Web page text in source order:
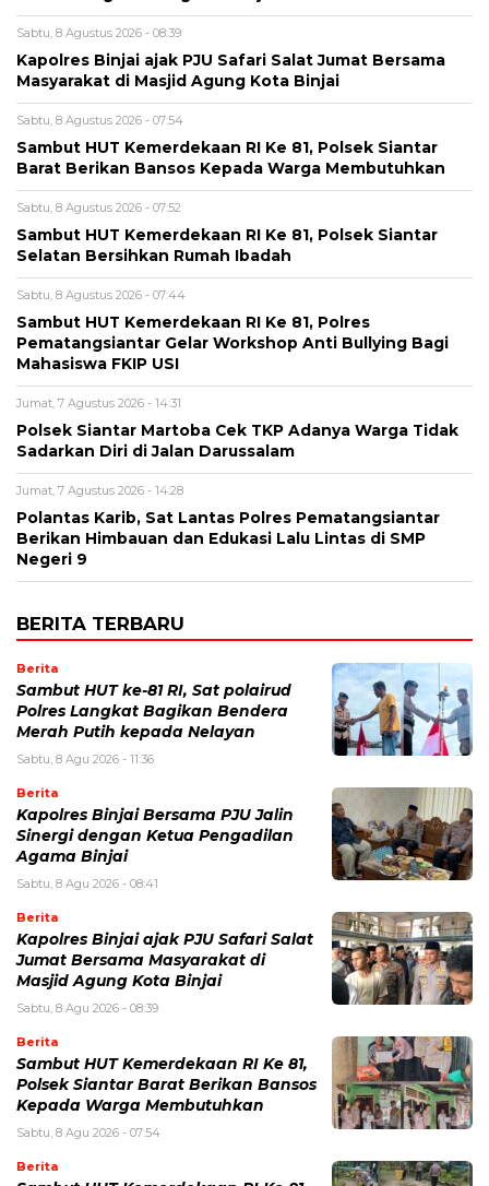
Sabtu, 8 Agustus 2026 - 08:39
Kapolres Binjai ajak PJU Safari Salat Jumat Bersama
Masyarakat di Masjid Agung Kota Binjai
Sabtu, 8 Agustus 2026 - 07:54
Sambut HUT Kemerdekaan RI Ke 81, Polsek Siantar
Barat Berikan Bansos Kepada Warga Membutuhkan
Sabtu, 8 Agustus 2026 - 07:52
Sambut HUT Kemerdekaan RI Ke 81, Polsek Siantar
Selatan Bersihkan Rumah Ibadah
Sabtu, 8 Agustus 2026 - 07:44
Sambut HUT Kemerdekaan RI Ke 81, Polres
Pematangsiantar Gelar Workshop Anti Bullying Bagi
Mahasiswa FKIP USI
Jumat, 7 Agustus 2026 - 14:31
Polsek Siantar Martoba Cek TKP Adanya Warga Tidak
Sadarkan Diri di Jalan Darussalam
Jumat, 7 Agustus 2026 - 14:28
Polantas Karib, Sat Lantas Polres Pematangsiantar
Berikan Himbauan dan Edukasi Lalu Lintas di SMP
Negeri 9
BERITA TERBARU
Berita
Sambut HUT ke-81 RI, Sat polairud
Polres Langkat Bagikan Bendera
Merah Putih kepada Nelayan
Sabtu, 8 Agu 2026 - 11:36
Berita
Kapolres Binjai Bersama PJU Jalin
Sinergi dengan Ketua Pengadilan
Agama Binjai
Sabtu, 8 Agu 2026 - 08:41
Berita
Kapolres Binjai ajak PJU Safari Salat
Jumat Bersama Masyarakat di
Masjid Agung Kota Binjai
Sabtu, 8 Agu 2026 - 08:39
Berita
Sambut HUT Kemerdekaan RI Ke 81,
Polsek Siantar Barat Berikan Bansos
Kepada Warga Membutuhkan
Sabtu, 8 Agu 2026 - 07:54
Berita